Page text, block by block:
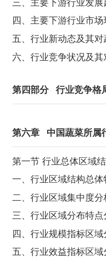
三、主要下游行业发展
四、主要下游行业市
五、行业新动态及其
六、行业竞争状况及
第四部分 行业竞争格
第六章 中国蔬菜所属
第一节 行业总体区域
一、行业区域结构总体
二、行业区域集中度分
三、行业区域分布特点
四、行业规模指标区
五、行业效益指标区域